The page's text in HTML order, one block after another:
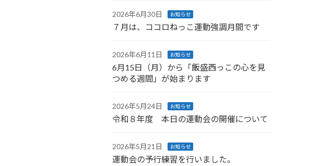
2026年6月30日 お知らせ
７月は、ココロねっこ運動強調月間です
2026年6月11日 お知らせ
6月15日（月）から「飯盛西っこの心を見
つめる週間」が始まります
2026年5月24日 お知らせ
令和８年度 本日の運動会の開催について
2026年5月21日 お知らせ
運動会の予行練習を行いました。